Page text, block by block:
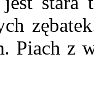
Piach z